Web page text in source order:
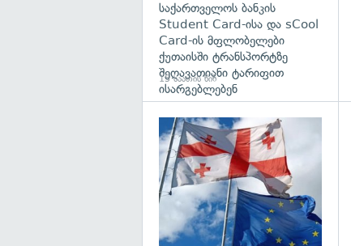
საქართველოს ბანკის
Student Card-ისა და sCool
Card-ის მფლობელები
ქუთაისში ტრანსპორტზე
შეღავათიანი ტარიფით
ისარგებლებენ
15 საათის წინ